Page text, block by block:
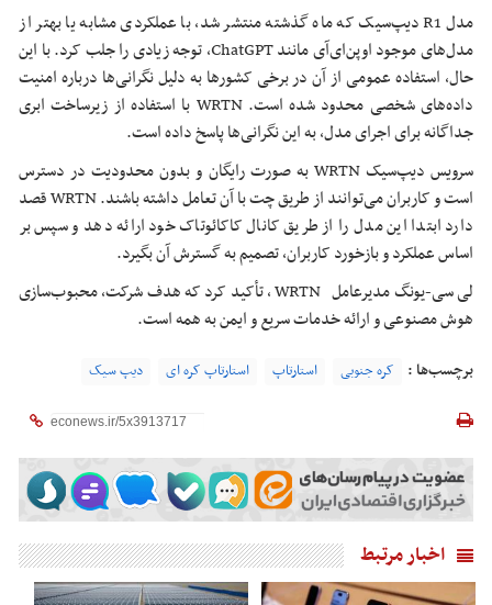
مدل R1 دیپ‌سیک که ماه گذشته منتشر شد، با عملکردی مشابه یا بهتر از
مدل‌های موجود اوپن‌ای‌آی مانند ChatGPT، توجه زیادی را جلب کرد. با این
حال، استفاده عمومی از آن در برخی کشورها به دلیل نگرانی‌ها درباره امنیت
داده‌های شخصی محدود شده است. WRTN با استفاده از زیرساخت ابری
جداگانه برای اجرای مدل، به این نگرانی‌ها پاسخ داده است.
سرویس دیپ‌سیک WRTN به صورت رایگان و بدون محدودیت در دسترس
است و کاربران می‌توانند از طریق چت با آن تعامل داشته باشند. WRTN قصد
دارد ابتدا این مدل را از طریق کانال کاکائوتاک خود ارائه دهد و سپس بر
اساس عملکرد و بازخورد کاربران، تصمیم به گسترش آن بگیرد.
لی سی-یونگ مدیرعامل WRTN ، تأکید کرد که هدف شرکت، محبوب‌سازی
هوش مصنوعی و ارائه خدمات سریع و ایمن به همه است.
برچسب‌ها : کره جنوبی استارتاپ استارتاپ کره ای دیپ سیک
اخبار مرتبط